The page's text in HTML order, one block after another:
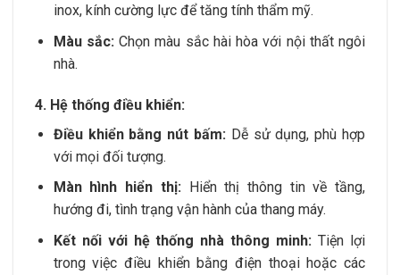
inox, kính cường lực để tăng tính thẩm mỹ.
Màu sắc: Chọn màu sắc hài hòa với nội thất ngôi
nhà.
4. Hệ thống điều khiển:
Điều khiển bằng nút bấm: Dễ sử dụng, phù hợp
với mọi đối tượng.
Màn hình hiển thị:Hiển thị thông tin về tầng,
hướng đi, tình trạng vận hành của thang máy.
Kết nối với hệ thống nhà thông minh: Tiện lợi
trong việc điều khiển bằng điện thoại hoặc các